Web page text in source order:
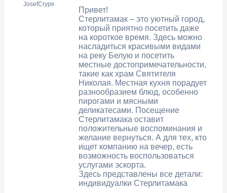
JosefCrype
Привет!
Стерлитамак – это уютный город,
который приятно посетить даже
на короткое время. Здесь можно
насладиться красивыми видами
на реку Белую и посетить
местные достопримечательности,
такие как храм Святителя
Николая. Местная кухня порадует
разнообразием блюд, особенно
пирогами и мясными
деликатесами. Посещение
Стерлитамака оставит
положительные воспоминания и
желание вернуться. А для тех, кто
ищет компанию на вечер, есть
возможность воспользоваться
услугами эскорта.
Здесь представлены все детали:
индивидуалки Стерлитамака